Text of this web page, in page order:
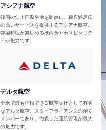
アシアナ航空
韓国の仁川国際空港を拠点に、顧客満足度
の高いサービスを提供するアシアナ航空。
韓国料理が楽しめる機内食やホスピタリテ
ィが魅力です。
デルタ航空
全米で最も信頼できる航空会社として有名
なデルタ航空。スターアライアンスの創立
メンバーであり、徹底した運航管理が最大
の魅力です。